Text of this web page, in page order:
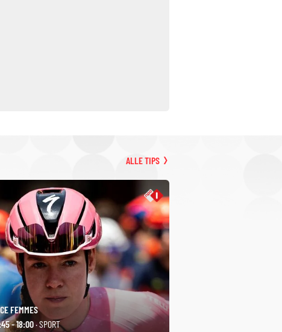
ALLE TIPS
FEMMES
- 18:00· SPORT